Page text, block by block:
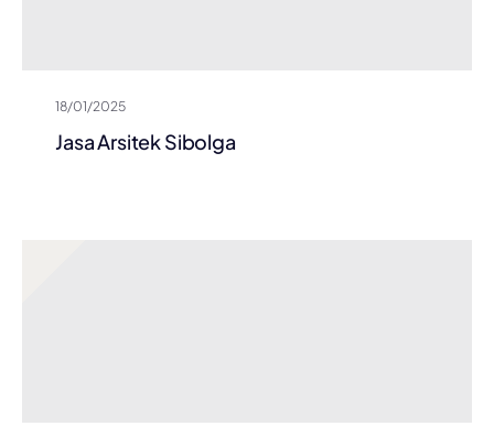
18/01/2025
Jasa Arsitek Sibolga